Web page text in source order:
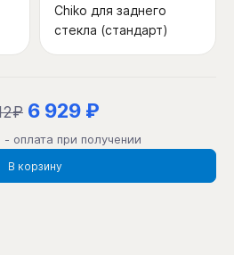
Chiko для заднего
стекла (стандарт)
6 929 ₽
оплата при получении
В корзину